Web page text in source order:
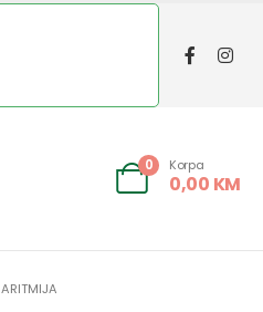
0 Korpa
0,00 KM
ARITMIJA